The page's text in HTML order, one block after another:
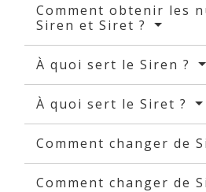
Comment obtenir les
Siren et Siret ?
À quoi sert le Siren ?
À quoi sert le Siret ?
Comment changer de
Comment changer de